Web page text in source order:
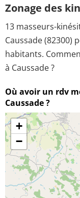
Zonage des
13 masseurs-
Caussade (82300)
habitants.
à Caussade ?
Où avoir un rdv
Caussade ?
+
−